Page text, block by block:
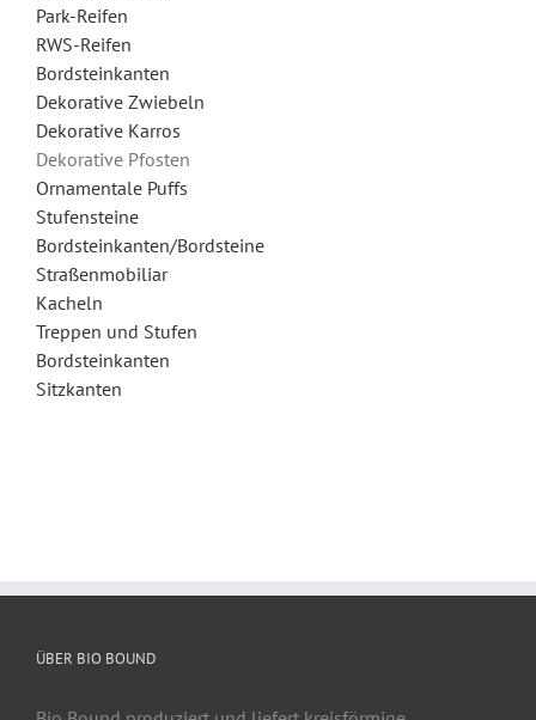
Park-Reifen
RWS-Reifen
Bordsteinkanten
Dekorative Zwiebeln
Dekorative Karros
Dekorative Pfosten
Ornamentale Puffs
Stufensteine
Bordsteinkanten/Bordsteine
Straßenmobiliar
Kacheln
Treppen und Stufen
Bordsteinkanten
Sitzkanten
ÜBER BIO BOUND